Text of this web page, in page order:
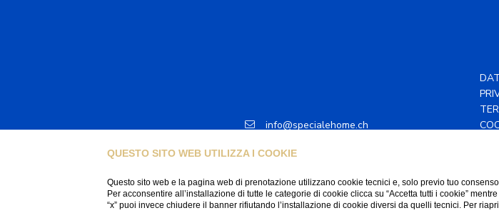
info@specialehome.ch
QUESTO SITO WEB UTILIZZA I COOKIE
Questo sito web e la pagina web di prenotazione utilizzano cookie tecnici e, solo previo tuo
Per acconsentire all’installazione di tutte le categorie di cookie clicca su “Accetta tutti i cookie”
“x” puoi invece chiudere il banner rifiutando l’installazione di cookie diversi da quelli tecnici. Per